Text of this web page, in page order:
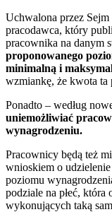
Uchwalona przez
pracodawca, który
pracownika na danym
proponowanego
minimalną i
wzmiankę, że kwota ta
Ponadto – według
uniemożliwiać
wynagrodzeniu.
Pracownicy będą też
wnioskiem o
poziomu
podziale na płeć,
wykonujących taką